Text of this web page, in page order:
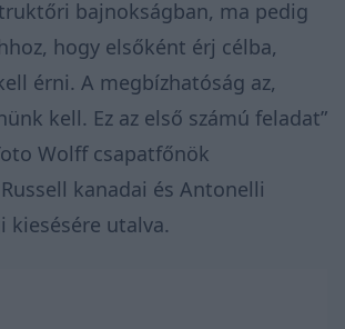
bajnokságban, ma pedig
hogy elsőként érj célba,
érni. A megbízhatóság az,
kell. Ez az első számú feladat”
Wolff csapatfőnök
kanadai és Antonelli
kiesésére utalva.